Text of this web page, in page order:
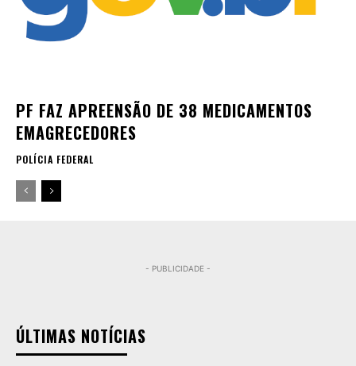
PF FAZ APREENSÃO DE 38 MEDICAMENTOS
EMAGRECEDORES
POLÍCIA FEDERAL
- PUBLICIDADE -
ÚLTIMAS NOTÍCIAS